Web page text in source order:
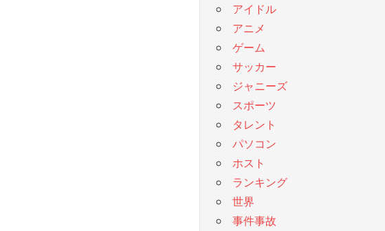
アイドル
アニメ
ゲーム
サッカー
ジャニーズ
スポーツ
タレント
パソコン
ホスト
ランキング
世界
事件事故